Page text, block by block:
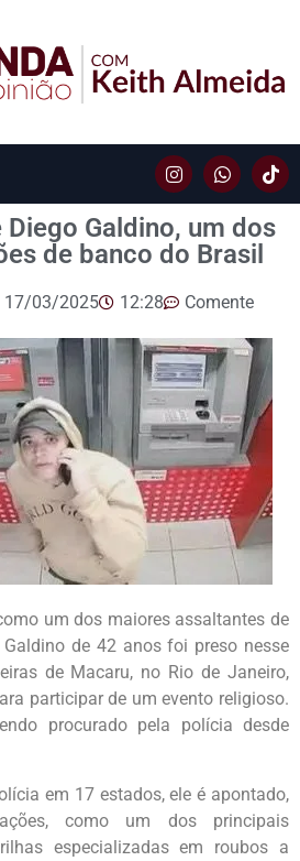
Galdino, um dos
de banco do Brasil
17/03/2025 12:28 Comente
um dos maiores assaltantes de
de 42 anos foi preso nesse
de Macaru, no Rio de Janeiro,
participar de um evento religioso.
procurado pela polícia desde
em 17 estados, ele é apontado,
como um dos principais
especializadas em roubos a